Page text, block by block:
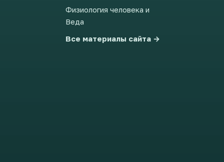
Физиология человека и
Веда
Все материалы сайта →